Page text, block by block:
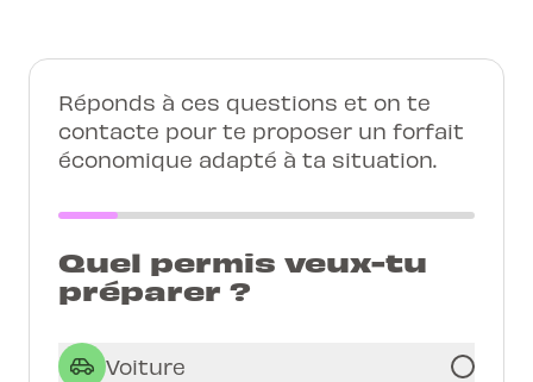
Réponds à ces questions et on te
contacte pour te proposer un forfait
économique adapté à ta situation.
Quel permis veux-tu
préparer ?
Voiture